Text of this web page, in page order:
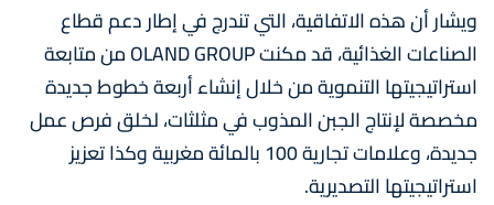
ويشار أن هذه الاتفاقية، التي تندرج في إطار دعم قطاع
الصناعات الغذائية، قد مكنت OLAND GROUP من متابعة
استراتيجيتها التنموية من خلال إنشاء أربعة خطوط جديدة
مخصصة لإنتاج الجبن المذوب في مثلثات، لخلق فرص عمل
جديدة، وعلامات تجارية 100 بالمائة مغربية وكذا تعزيز
استراتيجيتها التصديرية.